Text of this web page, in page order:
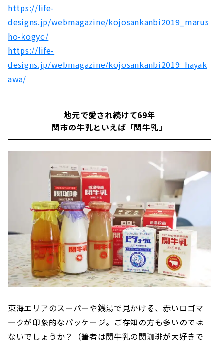
https://life-
designs.jp/webmagazine/kojosankanbi2019_marus
ho-kogyo/
https://life-
designs.jp/webmagazine/kojosankanbi2019_hayak
awa/
地元で愛され続けて69年
関市の牛乳といえば「関牛乳」
東海エリアのスーパーや銭湯で見かける、赤いロゴマ
ークが印象的なパッケージ。ご存知の方も多いのでは
ないでしょうか？（筆者は関牛乳の関珈琲が大好きで